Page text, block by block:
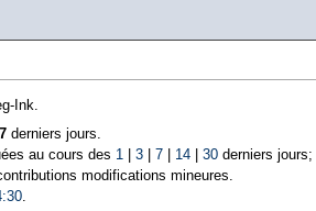
Ink.
7derniers jours.
au cours des 1 3| 7| 14| 30derniers jours;
modifications mineures.
.